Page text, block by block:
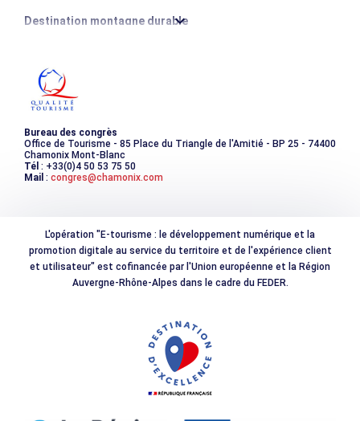
Destination montagne durable
Photothèque
Bureau des congrès
Office de Tourisme - 85 Place du Triangle de l'Amitié - BP 25 - 74400
Chamonix Mont-Blanc
Tél : +33(0)4 50 53 75 50
Mail : congres@chamonix.com
L'opération "E-tourisme : le développement numérique et la
promotion digitale au service du territoire et de l'expérience client
et utilisateur" est cofinancée par l'Union européenne et la Région
Auvergne-Rhône-Alpes dans le cadre du FEDER.